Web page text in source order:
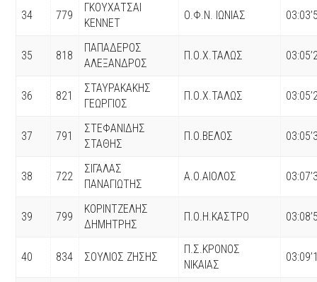
34 779
ΓΚΟΥΧΑΤΣΑΙ
ΚΕΝΝΕΤ
Ο.Φ.Ν. ΙΩΝΙΑΣ
35 818
ΠΑΠΑΔΕΡΟΣ
ΑΛΕΞΑΝΔΡΟΣ
Π.Ο.Χ.ΤΑΛΩΣ
36 821
ΣΤΑΥΡΑΚΑΚΗΣ
ΓΕΩΡΓΙΟΣ
Π.Ο.Χ.ΤΑΛΩΣ
37 791
ΣΤΕΦΑΝΙΔΗΣ
ΣΤΑΘΗΣ
Π.Ο.ΒΕΛΟΣ
38 722
ΣΙΓΑΛΑΣ
ΠΑΝΑΓΙΩΤΗΣ
Α.Ο.ΑΙΟΛΟΣ
39 799
ΚΟΡΙΝΤΖΕΛΗΣ
ΔΗΜΗΤΡΗΣ
Π.Ο.Η.ΚΑΣΤΡΟ
40 834 ΣΟΥΛΙΟΣ ΖΗΣΗΣ
Π.Σ.ΚΡΟΝΟΣ
ΝΙΚΑΙΑΣ